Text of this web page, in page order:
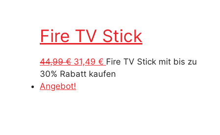
Fire TV Stick
44,99€ Ursprünglicher
Preis
war:
31,49 € Aktueller
Preis
Fire TV Stick mit bis zu
30% Rabatt kaufen
Angebot!